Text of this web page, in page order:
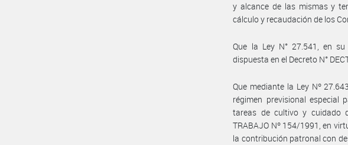
y alcance de las mismas y
cálculo y recaudación de los
Que la Ley N° 27.541, en
dispuesta en el Decreto N°
Que mediante la Ley Nº
régimen previsional especial
tareas de cultivo y cuidado
TRABAJO Nº 154/1991, en
la contribución patronal con